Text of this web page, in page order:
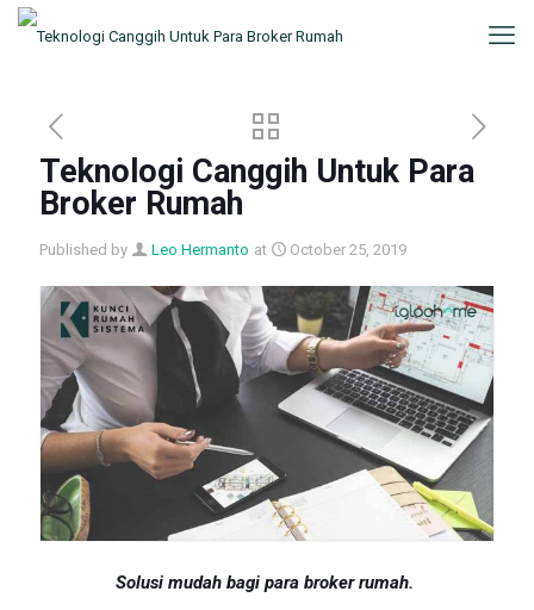
Teknologi Canggih Untuk Para
Broker Rumah
Published by Leo Hermanto at October 25, 2019
Solusi mudah bagi para broker rumah.